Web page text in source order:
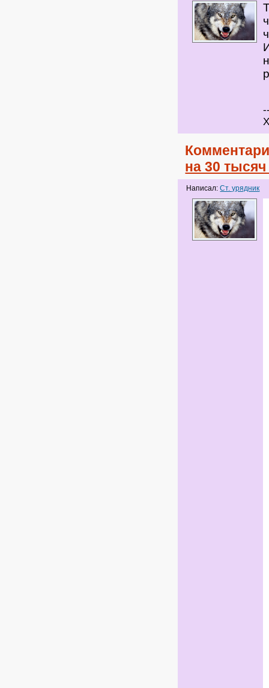
на 30
Написал:Ст. урядник